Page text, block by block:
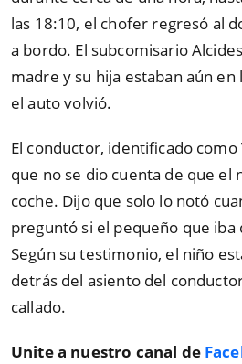
las 18:10, el chofer regresó al
a bordo. El subcomisario
madre y su hija estaban aún en
el auto volvió.
El conductor, identificado
que no se dio cuenta de que el
coche. Dijo que solo lo notó
preguntó si el pequeño que iba
Según su testimonio, el niño
detrás del asiento del
callado.
Unite a nuestro canal de